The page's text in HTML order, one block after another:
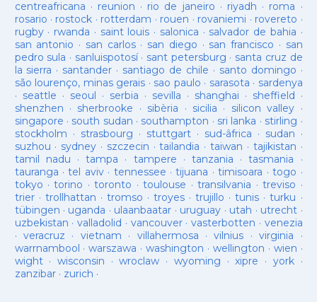
centreafricana · reunion · rio de janeiro · riyadh · roma ·
rosario · rostock · rotterdam · rouen · rovaniemi · rovereto ·
rugby· rwanda · saint louis · salonica · salvador de bahia ·
san antonio · san carlos· san diego · san francisco · san
pedro sula · sanluispotosí· sant petersburg · santa cruz de
la sierra · santander · santiago de chile · santo domingo ·
são lourenço, minas gerais · sao paulo · sarasota · sardenya
· seattle · seoul · serbia · sevilla · shanghai · sheffield ·
shenzhen · sherbrooke · sibèria · sicilia · silicon valley ·
singapore · south sudan · southampton · sri lanka · stirling ·
stockholm · strasbourg · stuttgart· sud-âfrica · sudan ·
suzhou · sydney · szczecin ·tailandia ·taiwan · tajikistan ·
tamil nadu ·tampa · tampere · tanzania ·tasmania ·
tauranga ·tel aviv· tennessee ·tijuana ·timisoara ·togo ·
tokyo ·torino ·toronto ·toulouse ·transilvania ·treviso ·
trier· trollhattan · tromso · troyes·trujillo ·tunis ·turku ·
tübingen · uganda · ulaanbaatar · uruguay · utah · utrecht ·
uzbekistan · valladolid · vancouver· vasterbotten · venezia
· veracruz · vietnam · villahermosa ·vilnius ·virginia ·
warrnambool ·warszawa ·washington · wellington · wien ·
wight· wisconsin ·wroclaw · wyoming ·xipre · york·
zanzibar· zurich ·